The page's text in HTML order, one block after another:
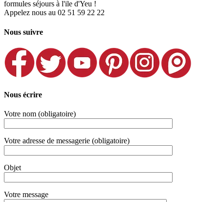
formules séjours à l'ile d'Yeu !
Appelez nous au 02 51 59 22 22
Nous suivre
Nous écrire
Votre nom (obligatoire)
Votre adresse de messagerie (obligatoire)
Objet
Votre message